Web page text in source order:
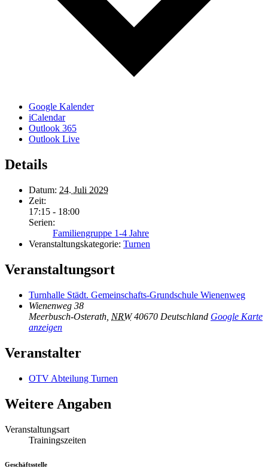
Google Kalender
iCalendar
Outlook 365
Outlook Live
Details
Datum: 24. Juli 2029
Zeit:
17:15 - 18:00
Serien:
Familiengruppe 1-4 Jahre
Veranstaltungskategorie: Turnen
Veranstaltungsort
Turnhalle Städt. Gemeinschafts-Grundschule Wienenweg
Wienenweg 38
Meerbusch-Osterath NRW 40670 Deutschland Google Karte
anzeigen
Veranstalter
OTV Abteilung Turnen
Weitere Angaben
Veranstaltungsart
Trainingszeiten
Geschäftsstelle